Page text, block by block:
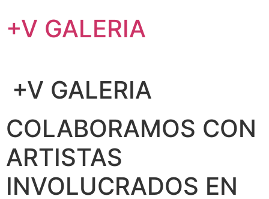
contenido
+V GALERIA
+V GALERIA
COLABORAMOS CON
ARTISTAS
INVOLUCRADOS EN